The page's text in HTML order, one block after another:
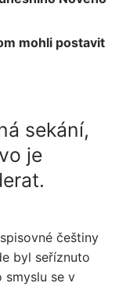
mohli postavit
sekání,
je
češtiny
byl seříznuto
smyslu se v